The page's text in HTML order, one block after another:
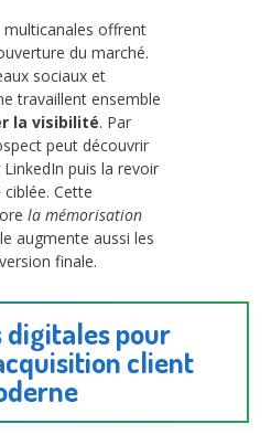
multicanales offrent
du marché.
sociaux et
travaillent ensemble
la visibilité. Par
peut découvrir
puis la revoir
Cette
la mémorisation
augmente aussi les
finale.
pour
client